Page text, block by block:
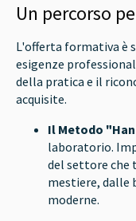
Un percorso
L'offerta formativa è
esigenze
della pratica e il
acquisite.
Il Metodo
laboratorio.
del settore che
mestiere, dalle
moderne.